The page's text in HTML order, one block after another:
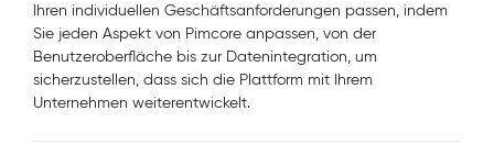
Ihren individuellen Geschäftsanforderungen passen, indem
Sie jeden Aspekt von Pimcore anpassen, von der
Benutzeroberfläche bis zur Datenintegration, um
sicherzustellen, dass sich die Plattform mit Ihrem
Unternehmen weiterentwickelt.